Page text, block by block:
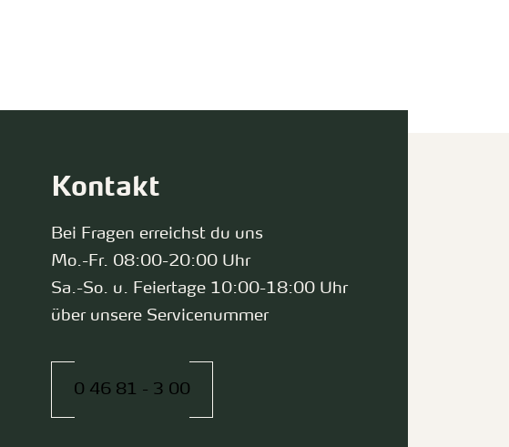
Kontakt
Bei Fragen erreichst du uns
Mo.-Fr. 08:00-20:00 Uhr
Sa.-So. u. Feiertage 10:00-18:00 Uhr
über unsere Servicenummer
0 46 81 - 3 00